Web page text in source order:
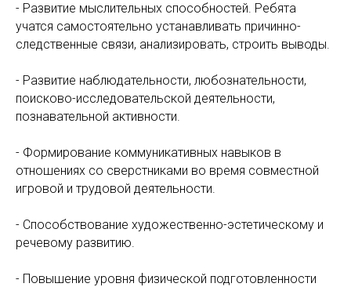
- Развитие мыслительных способностей. Ребята
учатся самостоятельно устанавливать причинно-
следственные связи, анализировать, строить выводы.
- Развитие наблюдательности, любознательности,
поисково-исследовательской деятельности,
познавательной активности.
- Формирование коммуникативных навыков в
отношениях со сверстниками во время совместной
игровой и трудовой деятельности.
- Способствование художественно-эстетическому и
речевому развитию.
- Повышение уровня физической подготовленности